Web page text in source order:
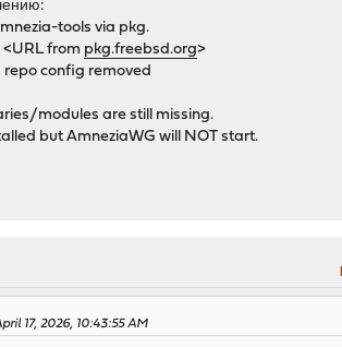
self-upgrade from quarterly)
repository catalogue...
179 B 0.2kB/s 00:01
100% 10 MiB 5.5MB/s 00:02
update completed. 37061 packages
to date.
<URL from pkg.freebsd.org>
modules are still missing.
tools via pkg.
from pkg.freebsd.org>
repo config removed
modules are still missing.
but AmneziaWG will NOT start.
17, 2026, 10:43:55 AM